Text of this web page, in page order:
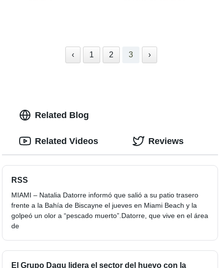
‹ 1 2 3 ›
Related Blog
RSS
MIAMI – Natalia Datorre informó que salió a su patio trasero
frente a la Bahía de Biscayne el jueves en Miami Beach y la
golpeó un olor a “pescado muerto”.Datorre, que vive en el área
de
El Grupo Dagu lidera el sector del huevo con la
Related Videos Reviews